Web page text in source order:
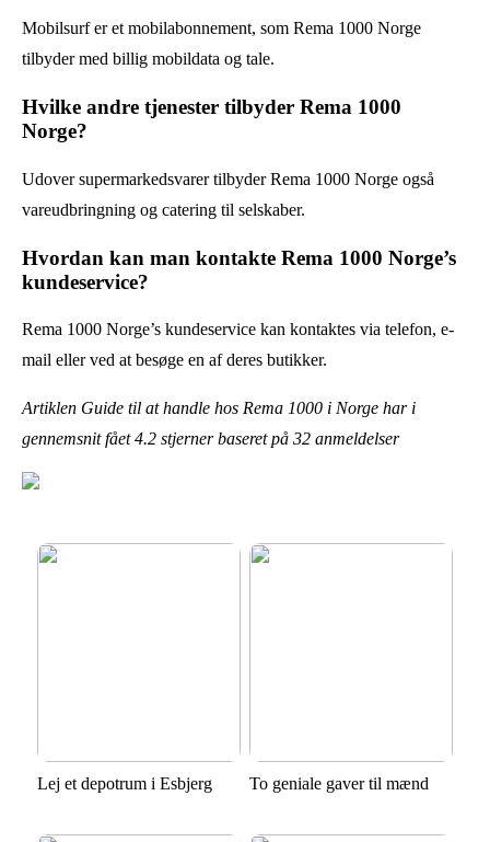
Mobilsurf er et mobilabonnement, som Rema 1000 Norge
tilbyder med billig mobildata og tale.
Hvilke andre tjenester tilbyder Rema 1000
Norge?
Udover supermarkedsvarer tilbyder Rema 1000 Norge også
vareudbringning og catering til selskaber.
Hvordan kan man kontakte Rema 1000 Norge’s
kundeservice?
Rema 1000 Norge’s kundeservice kan kontaktes via telefon, e-
mail eller ved at besøge en af deres butikker.
Artiklen Guide til at handle hos Rema 1000 i Norge har i
gennemsnit fået4.2 stjerner baseret på 32 anmeldelser
Lej et depotrum i Esbjerg To geniale gaver til mænd